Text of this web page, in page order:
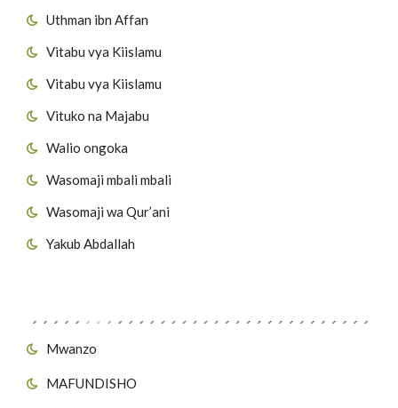
Uthman ibn Affan
Vitabu vya Kiislamu
Vitabu vya Kiislamu
Vituko na Majabu
Walio ongoka
Wasomaji mbali mbali
Wasomaji wa Qur’ani
Yakub Abdallah
Mwanzo
MAFUNDISHO